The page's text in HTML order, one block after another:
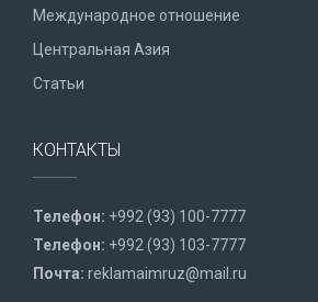
Международное отношение
Центральная Азия
Статьи
КОНТАКТЫ
Телефон: +992 (93) 100-7777
Телефон: +992 (93) 103-7777
Почта: reklamaimruz@mail.ru